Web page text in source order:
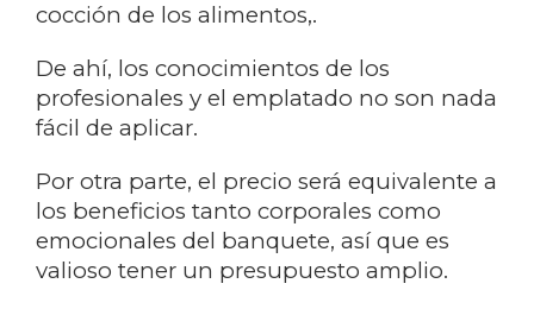
cocción de los alimentos,.
De ahí, los conocimientos de los
profesionales y el emplatado no son nada
fácil de aplicar.
Por otra parte, el precio será equivalente a
los beneficios tanto corporales como
emocionales del banquete, así que es
valioso tener un presupuesto amplio.